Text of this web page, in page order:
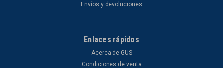
Envíos y devoluciones
Enlaces rápidos
Acerca de GUS
Condiciones de venta